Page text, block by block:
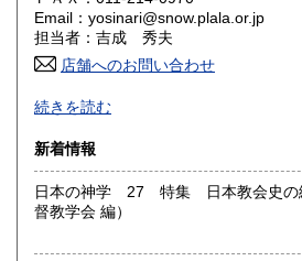
3,330円
岡山県 3,330円
山口県
香川県
高知県 3,330円 福
Email：yosinari@snow.plala.or.jp
担当者：吉成 秀夫
店舗へのお問い合わせ
札幌の古本屋です。北海道の郷土誌、
想哲学、詩歌などの人文書を中心に、
札幌市内にて店舗営業しております。
ど確認いただけます。倉庫保管の場
にご一報いただけますと幸いです。
古書の買い取りに力を入れております
続きを読む
新着情報
日本の神学 27 特集 日本教会史の編纂と
督教学会 編）